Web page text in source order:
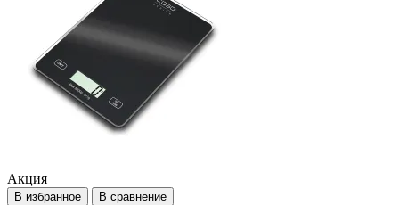
Акция
В избранное В сравнение